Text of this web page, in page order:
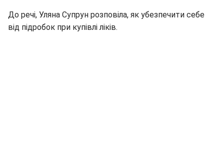
До речі, Уляна Супрун розповіла, як убезпечити себе
від підробок при купівлі ліків.